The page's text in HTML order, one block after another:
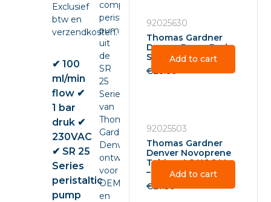
Exclusief
btw en
verzendkosten.
✔ 100
ml/min
flow ✔
1 bar
druk ✔
230VAC
✔ SR 25
Series
peristaltic
pump
compacte
peristaltic
pump
uit
de
SR
25
Series
van
Thomas
Gardner
Denver,
ontwikkeld
voor
OEM-
en
92025630
Thomas Gardner
Denver Pump Body
SR25 – 92025630
€28.80
Add to cart
92025503
Thomas Gardner
Denver Novoprene
Tubing 4.8 X 1.6 Mm
– 92025503
€21.30
Add to cart